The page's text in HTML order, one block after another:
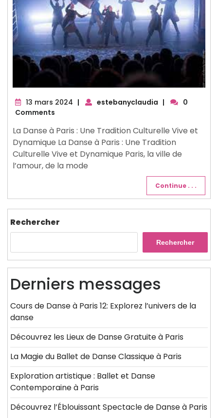
13 mars 2024 13| estebanyclaudia |
0
Comments
La Danse à Paris : Une Tradition Culturelle Vive et
Dynamique La Danse à Paris : Une Tradition
Culturelle Vive et Dynamique Paris, la ville de
l’amour, de la mode
Continue . . .
Rechercher
Rechercher
Derniers messages
Cours de Danse à Paris 12: Explorez l’univers de la
danse
Découvrez les Lieux de Danse Gratuite à Paris
La Magie du Ballet de Danse Classique à Paris
Exploration artistique : Ballet et Danse
Contemporaine à Paris
Découvrez l’Éblouissant Spectacle de Danse à Paris